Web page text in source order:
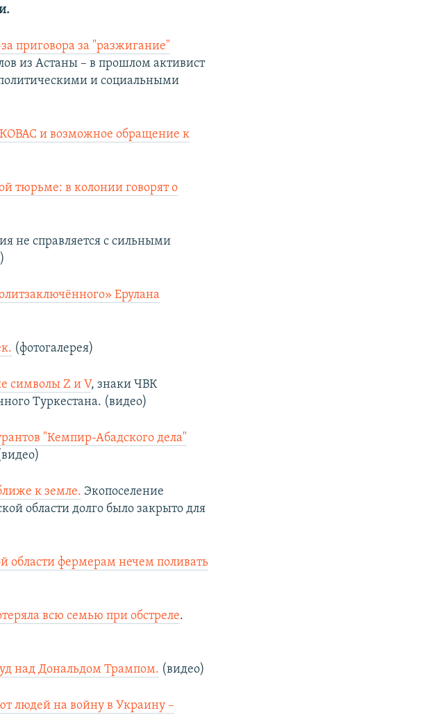
приговора за "разжигание"
из Астаны – в прошлом активист
и социальными
и возможное обращение к
тюрьме: в колонии говорят о
не справляется с сильными
Ерулана
(фотогалерея)
символы Z и V, знаки ЧВК
Туркестана. (видео)
"Кемпир-Абадского дела"
к земле. Экопоселение
области долго было закрыто для
фермерам нечем поливать
всю семью при обстреле.
над Дональдом Трампом. (видео)
людей на войну в Украину –